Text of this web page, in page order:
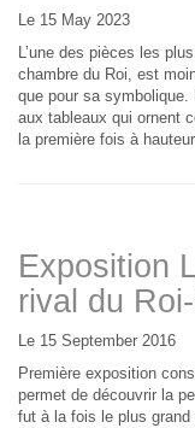
Le 15 May 2023
L’une des pièces les
chambre du Roi, est
que pour sa symbolique.
aux tableaux qui ornent
la première fois à
Exposition
rival du
Le 15 September 2016
Première exposition
permet de découvrir la
fut à la fois le plus